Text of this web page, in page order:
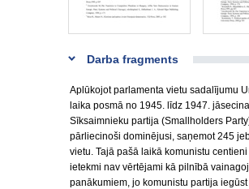
Darba fragments
Aplūkojot parlamenta vietu sadalījumu
laika posmā no 1945. līdz 1947.
Sīksaimnieku partija (Smallholders
pārliecinoši dominējusi, saņemot 245
vietu. Tajā pašā laikā komunistu
ietekmi nav vērtējami kā pilnībā
panākumiem, jo komunistu partija